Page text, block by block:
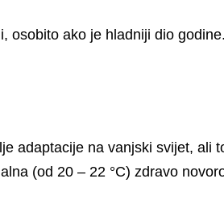
ako je hladniji dio
adaptacije na vanjski svijet, ali
(od 20 – 22 °C) zdravo